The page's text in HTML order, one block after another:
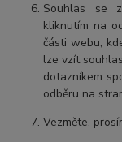
Souhlas se
kliknutím na
části webu,
lze vzít
dotazníkem
odběru na
Vezměte,